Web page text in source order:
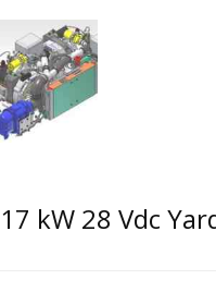
17 kW 28 Vdc